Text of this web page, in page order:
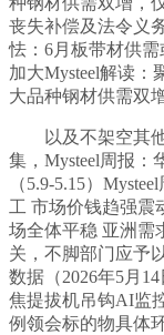
丧失补偿及法令义
怯：6月板带材供
加大Mysteel解读：
大品种钢材供需双
以及不架空其他
集，Mysteel周报：
（5.9-5.15）
工 市场价钱趋强震
场全体平稳 亚洲需
关，不脚部门应予
数据（2026年5月
焦提拔机吊钩AI监
例领会标的物具体